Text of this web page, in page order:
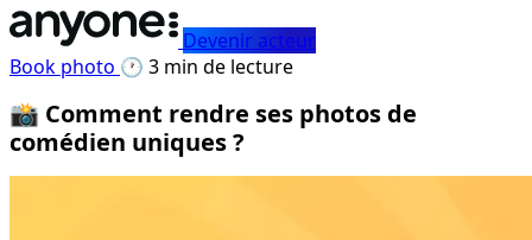
Devenir acteur
Book photo 🕐 3 min de lecture
📸 Comment rendre ses photos de
comédien uniques ?